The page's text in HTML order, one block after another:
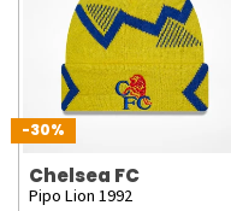
-30%
Chelsea FC
Pipo Lion 1992